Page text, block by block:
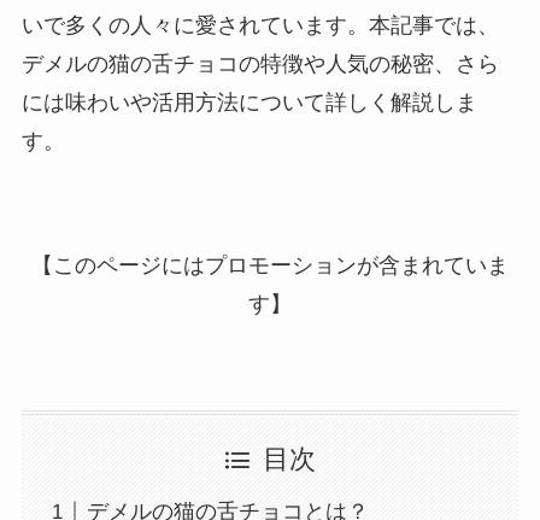
いで多くの人々に愛されています。本記事では、
デメルの猫の舌チョコの特徴や人気の秘密、さら
には味わいや活用方法について詳しく解説しま
す。
【このページにはプロモーションが含まれていま
す】
目次
デメルの猫の舌チョコとは？